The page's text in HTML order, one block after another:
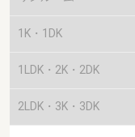
1K・1DK
1LDK・2K・2DK
2LDK・3K・3DK